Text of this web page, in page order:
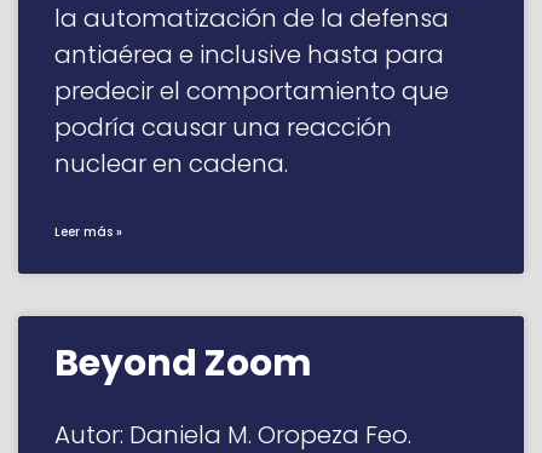
la automatización de la defensa
antiaérea e inclusive hasta para
predecir el comportamiento que
podría causar una reacción
nuclear en cadena.
Leer más »
Beyond Zoom
Autor: Daniela M. Oropeza Feo.